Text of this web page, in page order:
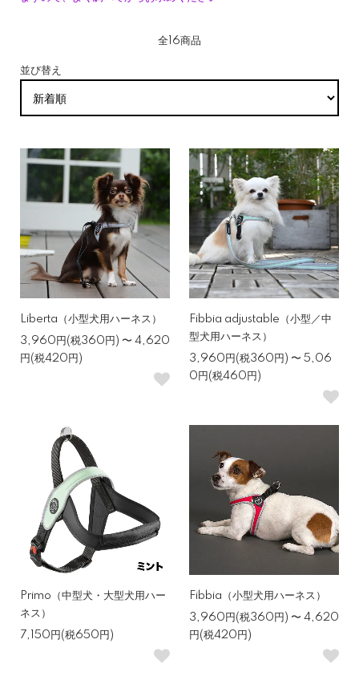
全16商品
並び替え
Liberta（小型犬用ハーネス）
3,960円(税360円) 〜 4,620
円(税420円)
Fibbia adjustable（小型／中
型犬用ハーネス）
3,960円(税360円) 〜 5,06
0円(税460円)
Primo（中型犬・大型犬用ハー
ネス）
7,150円(税650円)
Fibbia（小型犬用ハーネス）
3,960円(税360円) 〜 4,620
円(税420円)